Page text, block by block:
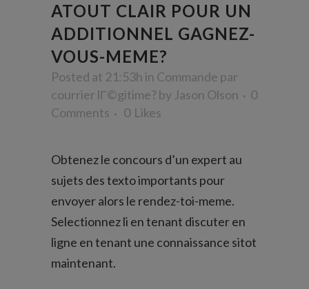
ATOUT CLAIR POUR UN
ADDITIONNEL GAGNEZ-
VOUS-MEME?
Posted at 21:53h in Commande par
courrier lГ©gitime? by Jason Olson
0
Comments
0 Likes
Obtenez le concours d’un expert au
sujets des texto importants pour
envoyer alors le rendez-toi-meme.
Selectionnez li en tenant discuter en
ligne en tenant une connaissance sitot
maintenant.